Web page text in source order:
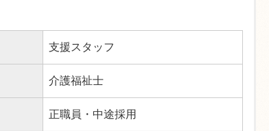
支援スタッフ
介護福祉士
正職員・中途採用